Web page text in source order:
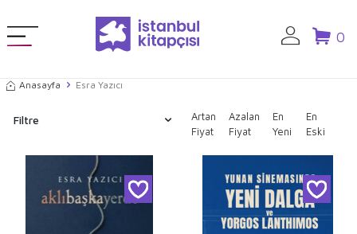
0
Anasayfa Esra Yazıcı
Filtre
Artan
Fiyat
Azalan
Fiyat
En
Yeni
En
Eski